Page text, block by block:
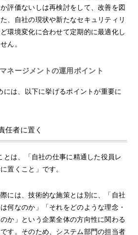
評価ないしは再検討をして、改善を図
、自社の現状や新たなセキュリティリ
環境変化に合わせて定期的に最適化し
ん。
ネージメントの運用ポイント
には、以下に挙げるポイントが重要に
任者に置く
とは、「自社の仕事に精通した役員レ
置くこと」です。
には、技術的な施策とは別に、「自社
何なのか」「それをどのような理念・
か」という企業全体の方向性に関わる
す。そのため、システム部門の担当者